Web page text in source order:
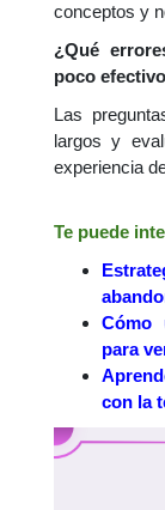
conceptos y
¿Qué
poco
Las
largos y
experiencia
Te puede
Cómo
para
con la